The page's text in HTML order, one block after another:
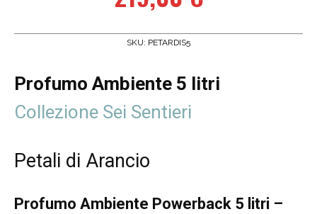
SKU: PETARDIS5
Profumo Ambiente 5 litri
Collezione Sei Sentieri
Petali di Arancio
Profumo Ambiente Powerback 5 litri –